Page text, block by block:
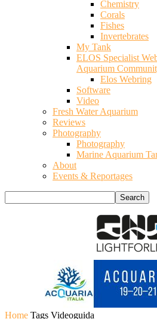
Chemistry
Corals
Fishes
Invertebrates
My Tank
ELOS Specialist
Aquarium
Elos Webring
Software
Video
Fresh Water Aquarium
Reviews
Photography
Photography
Marine Aquarium
About
Events & Reportages
Home Tags Videoguida